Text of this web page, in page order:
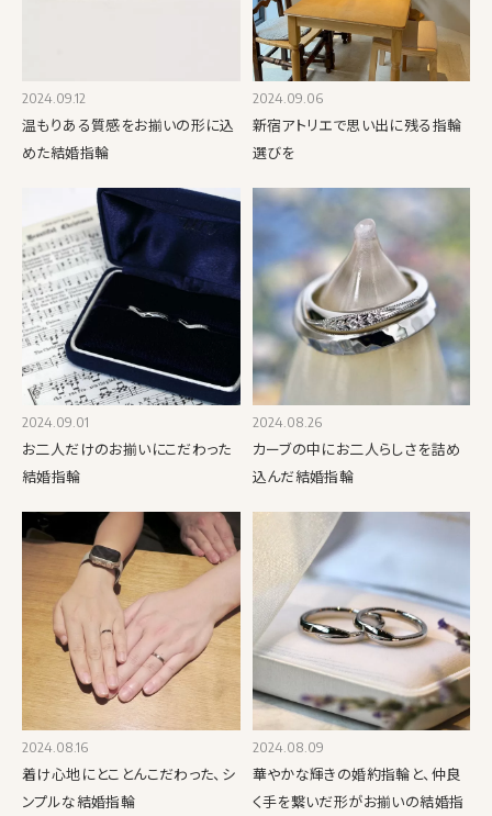
2024.09.12
温もりある質感をお揃いの形に込
めた結婚指輪
2024.09.06
新宿アトリエで思い出に残る指輪
選びを
2024.09.01
お二人だけのお揃いにこだわった
結婚指輪
2024.08.26
カーブの中にお二人らしさを詰め
込んだ結婚指輪
2024.08.16
着け心地にとことんこだわった、シ
ンプルな結婚指輪
2024.08.09
華やかな輝きの婚約指輪と、仲良
く手を繋いだ形がお揃いの結婚指